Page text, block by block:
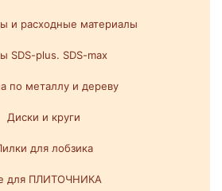
и расходные материалы
SDS-plus. SDS-max
по металлу и дереву
Диски и круги
для лобзика
для ПЛИТОЧНИКА